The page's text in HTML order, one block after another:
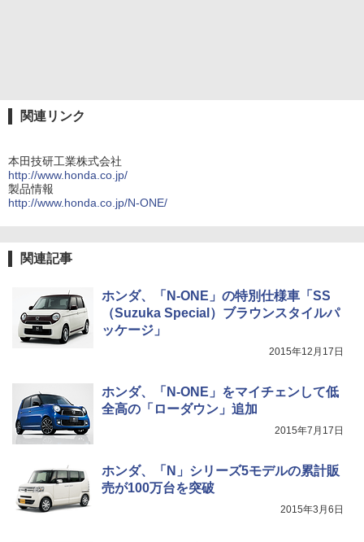
関連リンク
本田技研工業株式会社
http://www.honda.co.jp/
製品情報
http://www.honda.co.jp/N-ONE/
関連記事
ホンダ、「N-ONE」の特別仕様車「SS
（Suzuka Special）ブラウンスタイルパ
ッケージ」
2015年12月17日
ホンダ、「N-ONE」をマイチェンして低
全高の「ローダウン」追加
2015年7月17日
ホンダ、「N」シリーズ5モデルの累計販
売が100万台を突破
2015年3月6日